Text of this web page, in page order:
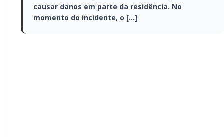
danos em parte da residência. No
momento do incidente, o […]